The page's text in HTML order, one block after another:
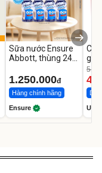
Sữa nước Ensure
Abbott, thùng 24
1.250.000đ
Hàng chính hãng
Ensure
giặt